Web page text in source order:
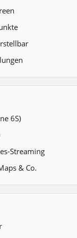
6S)
Streaming
& Co.